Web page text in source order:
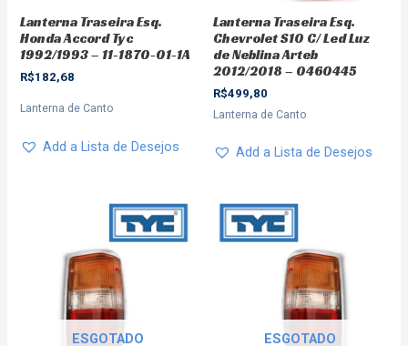
Lanterna Traseira Esq.
Honda Accord Tyc
1992/1993 – 11-1870-01-1A
R$182,68
Lanterna de Canto
Add a Lista de Desejos
Lanterna Traseira Esq.
Chevrolet S10 C/ Led Luz
de Neblina Arteb
2012/2018 – 0460445
R$499,80
Lanterna de Canto
Add a Lista de Desejos
ESGOTADO ESGOTADO